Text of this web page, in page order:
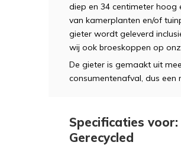
diep en 34 centimeter hoog
van kamerplanten en/of
gieter wordt geleverd
wij ook broeskoppen op
De gieter is gemaakt uit
consumentenafval, dus
Specificaties
Gerecycled